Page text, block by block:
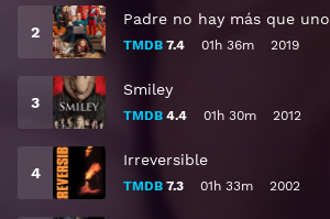
Padre no hay más que uno
TMDB 7.4 01h 36m 2019
Smiley
TMDB 4.4 01h 30m 2012
Irreversible
TMDB 7.3 01h 33m 2002